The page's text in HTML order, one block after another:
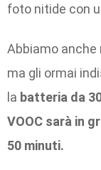
foto nitide con
Abbiamo anche
ma gli ormai
la batteria da
VOOC sarà in
50 minuti.